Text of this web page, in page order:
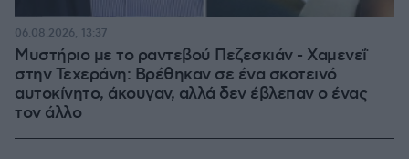
Μυστήριο με το ραντεβού Πεζεσκιάν - Χαμενεΐ
στην Τεχεράνη: Βρέθηκαν σε ένα σκοτεινό
αυτοκίνητο, άκουγαν, αλλά δεν έβλεπαν ο ένας
τον άλλο
06.08.2026, 13:37